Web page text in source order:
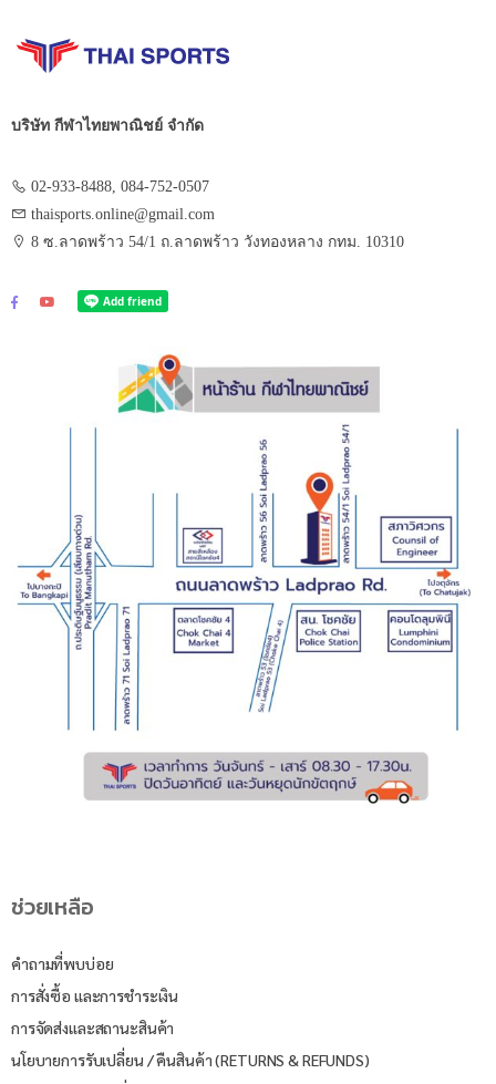
บริษัท กีฬาไทยพาณิชย์ จำกัด
02-933-8488, 084-752-0507
thaisports.online@gmail.com
8 ซ.ลาดพร้าว 54/1 ถ.ลาดพร้าว วังทองหลาง กทม. 10310
ช่วยเหลือ
คำถามที่พบบ่อย
การสั่งซื้อ และการชำระเงิน
การจัดส่งและสถานะสินค้า
นโยบายการรับเปลี่ยน / คืนสินค้า (RETURNS & REFUNDS)